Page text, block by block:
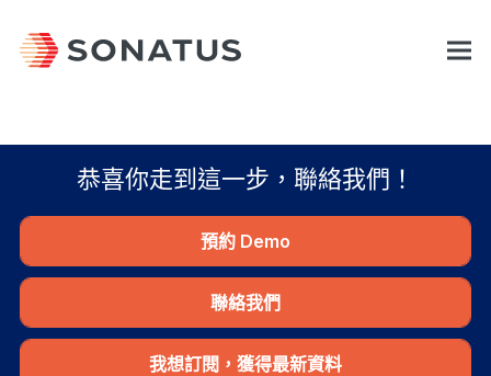
恭喜你走到這一步，聯絡我們！
預約 Demo
聯絡我們
我想訂閱，獲得最新資料